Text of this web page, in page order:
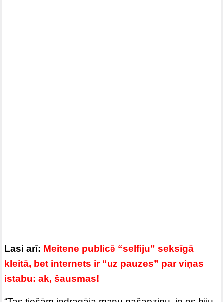
Lasi arī: Meitene publicē “selfiju” seksīgā
kleitā, bet internets ir “uz pauzes” par viņas
istabu: ak, šausmas!